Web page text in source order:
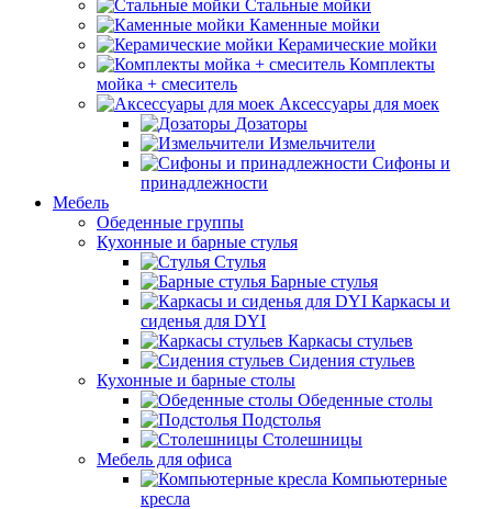
Стальные мойки
Каменные мойки
Керамические мойки
Комплекты
мойка + смеситель
Аксессуары для моек
Дозаторы
Измельчители
Сифоны и
принадлежности
Мебель
Обеденные группы
Кухонные и барные стулья
Стулья
Барные стулья
Каркасы и
сиденья для DYI
Каркасы стульев
Сидения стульев
Кухонные и барные столы
Обеденные столы
Подстолья
Столешницы
Мебель для офиса
Компьютерные
кресла